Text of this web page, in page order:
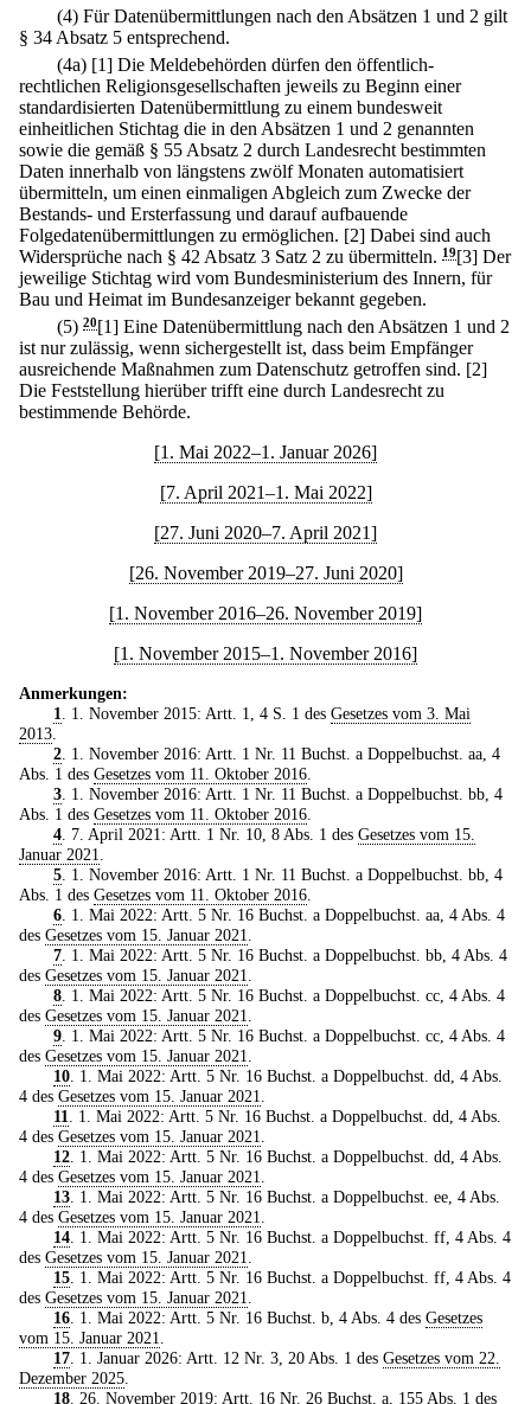
(4) Für Datenübermittlungen nach den Absätzen 1 und 2 gilt
§ 34 Absatz 5 entsprechend.
(4a) [1] Die Meldebehörden dürfen den öffentlich-
rechtlichen Religionsgesellschaften jeweils zu Beginn einer
standardisierten Datenübermittlung zu einem bundesweit
einheitlichen Stichtag die in den Absätzen 1 und 2 genannten
sowie die gemäß § 55 Absatz 2 durch Landesrecht bestimmten
Daten innerhalb von längstens zwölf Monaten automatisiert
übermitteln, um einen einmaligen Abgleich zum Zwecke der
Bestands- und Ersterfassung und darauf aufbauende
Folgedatenübermittlungen zu ermöglichen. [2] Dabei sind auch
Widersprüche nach § 42 Absatz 3 Satz 2 zu übermitteln. 19[3] Der
jeweilige Stichtag wird vom Bundesministerium des Innern, für
Bau und Heimat im Bundesanzeiger bekannt gegeben.
(5) 20[1] Eine Datenübermittlung nach den Absätzen 1 und 2
ist nur zulässig, wenn sichergestellt ist, dass beim Empfänger
ausreichende Maßnahmen zum Datenschutz getroffen sind. [2]
Die Feststellung hierüber trifft eine durch Landesrecht zu
bestimmende Behörde.
[1. Mai 2022–1. Januar 2026]
[7. April 2021–1. Mai 2022]
[27. Juni 2020–7. April 2021]
[26. November 2019–27. Juni 2020]
[1. November 2016–26. November 2019]
[1. November 2015–1. November 2016]
Anmerkungen:
1
. 1. November 2015: Artt. 1, 4 S. 1 des Gesetzes vom 3. Mai
2013
2. 1. November 2016: Artt. 1 Nr. 11 Buchst. a Doppelbuchst. aa, 4
Abs. 1 des Gesetzes vom 11. Oktober 2016
3. 1. November 2016: Artt. 1 Nr. 11 Buchst. a Doppelbuchst. bb, 4
Abs. 1 des Gesetzes vom 11. Oktober 2016
4. 7. April 2021: Artt. 1 Nr. 10, 8 Abs. 1 des Gesetzes vom 15.
Januar 2021
5. 1. November 2016: Artt. 1 Nr. 11 Buchst. a Doppelbuchst. bb, 4
Abs. 1 des Gesetzes vom 11. Oktober 2016
6. 1. Mai 2022: Artt. 5 Nr. 16 Buchst. a Doppelbuchst. aa, 4 Abs. 4
des Gesetzes vom 15. Januar 2021
7. 1. Mai 2022: Artt. 5 Nr. 16 Buchst. a Doppelbuchst. bb, 4 Abs. 4
des Gesetzes vom 15. Januar 2021
8. 1. Mai 2022: Artt. 5 Nr. 16 Buchst. a Doppelbuchst. cc, 4 Abs. 4
des Gesetzes vom 15. Januar 2021
9. 1. Mai 2022: Artt. 5 Nr. 16 Buchst. a Doppelbuchst. cc, 4 Abs. 4
des Gesetzes vom 15. Januar 2021
10. 1. Mai 2022: Artt. 5 Nr. 16 Buchst. a Doppelbuchst. dd, 4 Abs.
4 des Gesetzes vom 15. Januar 2021
11
. 1. Mai 2022: Artt. 5 Nr. 16 Buchst. a Doppelbuchst. dd, 4 Abs.
4 des Gesetzes vom 15. Januar 2021
12. 1. Mai 2022: Artt. 5 Nr. 16 Buchst. a Doppelbuchst. dd, 4 Abs.
4 des Gesetzes vom 15. Januar 2021
13. 1. Mai 2022: Artt. 5 Nr. 16 Buchst. a Doppelbuchst. ee, 4 Abs.
4 des Gesetzes vom 15. Januar 2021
14. 1. Mai 2022: Artt. 5 Nr. 16 Buchst. a Doppelbuchst. ff, 4 Abs. 4
des Gesetzes vom 15. Januar 2021
15. 1. Mai 2022: Artt. 5 Nr. 16 Buchst. a Doppelbuchst. ff, 4 Abs. 4
des Gesetzes vom 15. Januar 2021
16. 1. Mai 2022: Artt. 5 Nr. 16 Buchst. b, 4 Abs. 4 des Gesetzes
vom 15. Januar 2021
17. 1. Januar 2026: Artt. 12 Nr. 3, 20 Abs. 1 des Gesetzes vom 22.
Dezember 2025
18. 26. November 2019: Artt. 16 Nr. 26 Buchst. a, 155 Abs. 1 des